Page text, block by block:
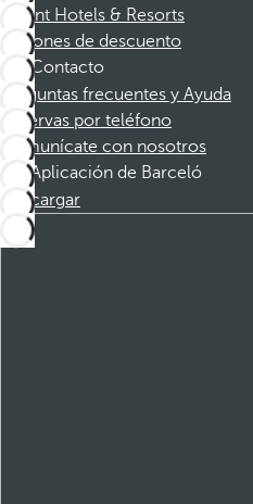
Dorint Hotels & Resorts
Cupones de descuento
Contacto
Preguntas frecuentes y Ayuda
Reservas por teléfono
Comunícate con nosotros
Aplicación de Barceló
Descargar